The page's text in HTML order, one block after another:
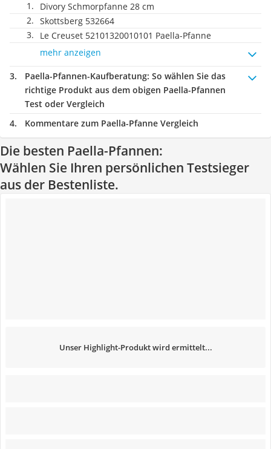
Divory Schmorpfanne 28 cm
Skottsberg 532664
Le Creuset 52101320010101 Paella-Pfanne
mehr anzeigen
Paella-Pfannen-Kaufberatung: So wählen Sie das
richtige Produkt aus dem obigen Paella-Pfannen
Test oder Vergleich
Kommentare zum Paella-Pfanne Vergleich
Die besten Paella-Pfannen:
Wählen Sie Ihren persönlichen Testsieger
aus der Bestenliste.
Unser Highlight-Produkt wird ermittelt...